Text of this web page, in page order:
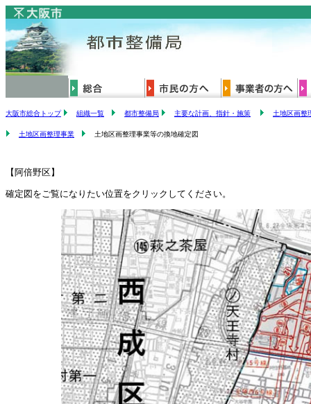
大阪市総合トップ 組織一覧 都市整備局 主要な計画、指針・施策 土地区画整
土地区画整理事業 土地区画整理事業等の換地確定図
【阿倍野区】
確定図をご覧になりたい位置をクリックしてください。